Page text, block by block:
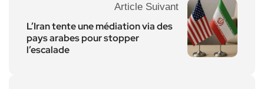
Article Suivant
L’Iran tente une médiation via des
pays arabes pour stopper
l’escalade